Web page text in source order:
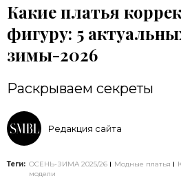
Какие платья
фигуру: 5
зимы-2026
Раскрываем секреты
Редакция сайта
Теги: ОСЕНЬ-ЗИМА 2025/26 Модные платья
модели